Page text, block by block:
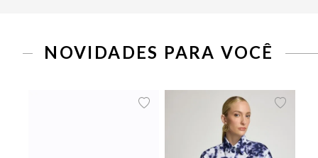
NOVIDADES PARA VOCÊ